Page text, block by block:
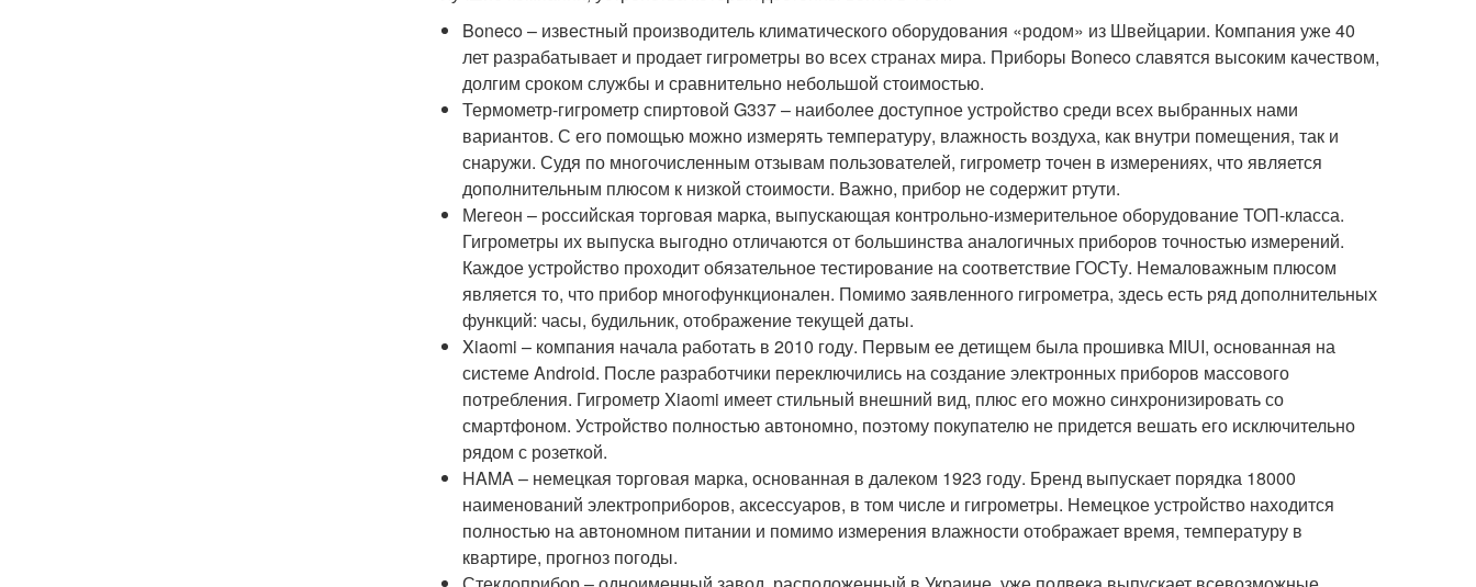
Boneco – известный производитель климатического оборудования «родом» из Швейцарии. Компания уже 40
лет разрабатывает и продает гигрометры во всех странах мира. Приборы Boneco славятся высоким качеством,
долгим сроком службы и сравнительно небольшой стоимостью.
Термометр-гигрометр спиртовой G337 – наиболее доступное устройство среди всех выбранных нами
вариантов. С его помощью можно измерять температуру, влажность воздуха, как внутри помещения, так и
снаружи. Судя по многочисленным отзывам пользователей, гигрометр точен в измерениях, что является
дополнительным плюсом к низкой стоимости. Важно, прибор не содержит ртути.
Мегеон – российская торговая марка, выпускающая контрольно-измерительное оборудование ТОП-класса.
Гигрометры их выпуска выгодно отличаются от большинства аналогичных приборов точностью измерений.
Каждое устройство проходит обязательное тестирование на соответствие ГОСТу. Немаловажным плюсом
является то, что прибор многофункционален. Помимо заявленного гигрометра, здесь есть ряд дополнительных
функций: часы, будильник, отображение текущей даты.
Xiaomi – компания начала работать в 2010 году. Первым ее детищем была прошивка MIUI, основанная на
системе Android. После разработчики переключились на создание электронных приборов массового
потребления. Гигрометр Xiaomi имеет стильный внешний вид, плюс его можно синхронизировать со
смартфоном. Устройство полностью автономно, поэтому покупателю не придется вешать его исключительно
рядом с розеткой.
HAMA – немецкая торговая марка, основанная в далеком 1923 году. Бренд выпускает порядка 18000
наименований электроприборов, аксессуаров, в том числе и гигрометры. Немецкое устройство находится
полностью на автономном питании и помимо измерения влажности отображает время, температуру в
квартире, прогноз погоды.